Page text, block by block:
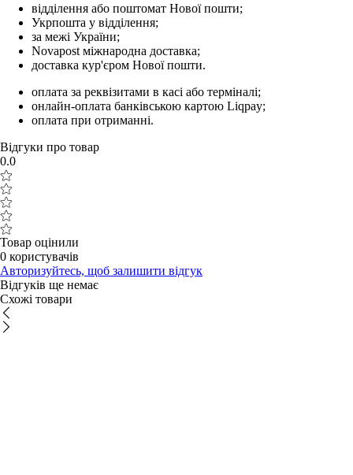
відділення або поштомат Нової пошти;
Укрпошта у відділення;
за межі України;
Novapost міжнародна доставка;
доставка кур'єром Нової пошти.
оплата за реквізитами в касі або терміналі;
онлайн-оплата банківською картою Liqpay;
оплата при отриманні.
Відгуки про товар
0.0
Товар оцінили
0 користувачів
Авторизуйтесь, щоб залишити відгук
Відгуків ще немає
Схожі товари